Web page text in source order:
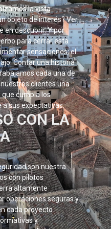
la vista
objeto de interés? Ver,
en descubrir. Y por
para cerrar esta
sensaciones; el
Contar una historia
cada una de
clientes una
cumpla los
a sus expectativas.
CON LA
son nuestra
con pilotos
altamente
operaciones seguras y
cada proyecto.
y